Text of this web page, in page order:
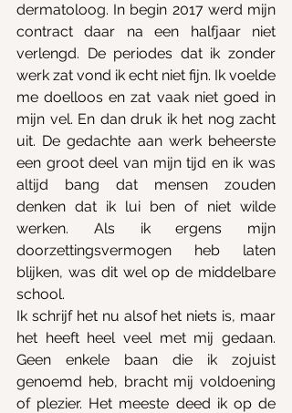
dermatoloog. In begin 2017 werd mijn
contract daar na een halfjaar niet
verlengd. De periodes dat ik zonder
werk zat vond ik echt niet fijn. Ik voelde
me doelloos en zat vaak niet goed in
mijn vel. En dan druk ik het nog zacht
uit. De gedachte aan werk beheerste
een groot deel van mijn tijd en ik was
altijd bang dat mensen zouden
denken dat ik lui ben of niet wilde
werken. Als ik ergens mijn
doorzettingsvermogen heb laten
blijken, was dit wel op de middelbare
school.
Ik schrijf het nu alsof het niets is, maar
het heeft heel veel met mij gedaan.
Geen enkele baan die ik zojuist
genoemd heb, bracht mij voldoening
of plezier. Het meeste deed ik op de